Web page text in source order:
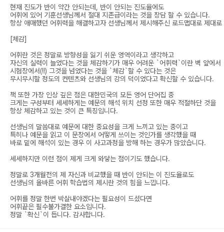
현재 진도가 반이 약간 안되는데, 반이 안되는 진도율에도
어휘에 있어 기훈선생님께서 절대 지존급이라는 것을 장담 할 수 있습니다.
항상 애매했던 어휘력을 해결하고자 선생님께서 제시해주신 로드맵대로 제대
[체감]
어휘란 것은 정말로 방향성을 잃기 쉬운 영역이라고 생각하고
자신의 실력이 늘었다는 것을 체감하기가 매우 어려운 `어휘력`이란 벽 앞에서
시험장에서(!!) 그것을 넘었다는 것을 `체감`할 수 있다는 것은
무시무시할 정도의 컨텐츠와 선생님의 강의 덕이었다고 확신할 수 있습니다.
책 또한 가장 인상 깊은 점은 대한민국의 모든 영어 단어집 중
크게는 구성부터 세세하게는 예문의 해석 위치 선정 또한 매우 적절하단 것을
항상 체감하고 있는 것이 큰 특징입니다.
선생님의 말씀대로 예문에 대한 중요성을 크게 느끼고 있는 중이고
특히나 예문을 읽고 이 문장에서 어떻게 쓰이는 것인가를 생각했을 때
바로 밑에 해석이 있는 경우 이 사고과정을 방해 하는 경우가 많았습니다.
세세하지만 이런 점이 제게 크게 와닿는 점이기도 했습니다.
정말로 3개월전의 제 자신과 비교했을 때 반이 안되는 이 진도율로도
선생님의 올바른 어휘 학습법의 제시란 것의 힘을 느낍니다.
어휘를 정말 한번 박살내야겠다는 필요성이 드셨다면
어휘끝은 필수불가결한 요소입니다.
정말 `확신`이 듭니다. 감사합니다.